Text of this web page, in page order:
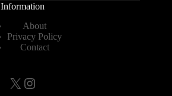
Information
About
Privacy Policy
Contact
X Instagram